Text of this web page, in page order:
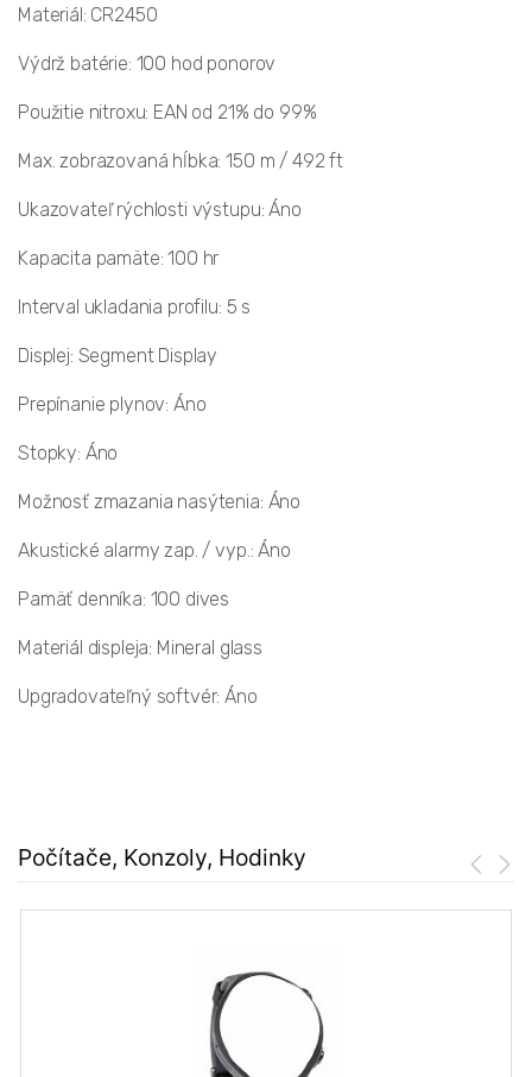
Materiál: CR2450
Výdrž batérie: 100 hod ponorov
Použitie nitroxu: EAN od 21% do 99%
Max. zobrazovaná hĺbka: 150 m / 492 ft
Ukazovateľ rýchlosti výstupu: Áno
Kapacita pamäte: 100 hr
Interval ukladania profilu: 5 s
Displej: Segment Display
Prepínanie plynov: Áno
Stopky: Áno
Možnosť zmazania nasýtenia: Áno
Akustické alarmy zap. / vyp.: Áno
Pamäť denníka: 100 dives
Materiál displeja: Mineral glass
Upgradovateľný softvér: Áno
Počítače, Konzoly, Hodinky